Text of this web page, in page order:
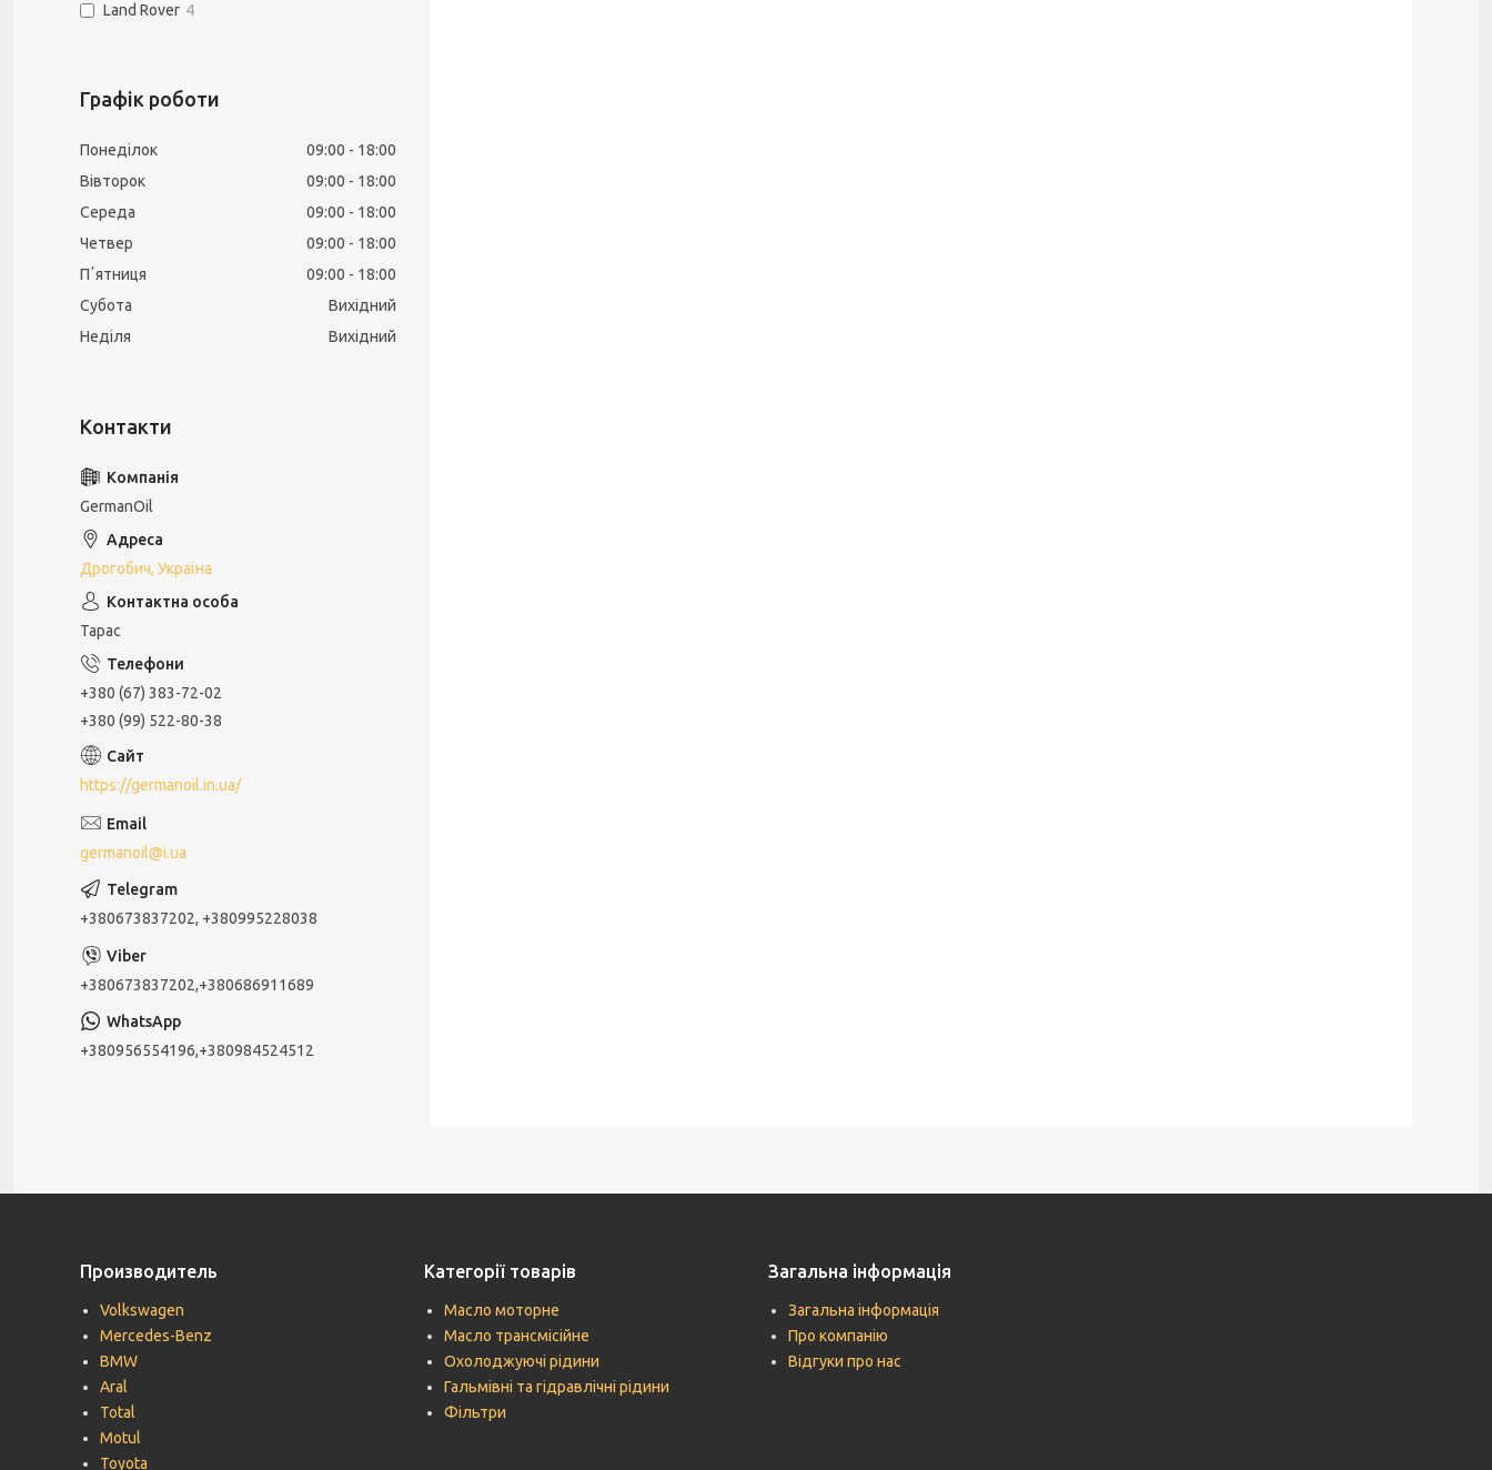
Land Rover 4
Графік роботи
Понеділок 09:00
18:00
Вівторок
09:00
18:00
Середа
09:00
18:00
Четвер
09:00
18:00
Пʼятниця
09:00
18:00
Субота
Вихідний
Неділя
Вихідний
GermanOil
Дрогобич, Україна
Тарас
+380 (67) 383-72-02
+380 (99) 522-80-38
https://germanoil.in.ua/
germanoil@i.ua
+380673837202, +380995228038
+380673837202,+380686911689
+380956554196,+380984524512
Производитель
Volkswagen
Mercedes-Benz
BMW
Aral
Total
Motul
Toyota
Категорії товарів
Масло моторне
Масло трансмісійне
Охолоджуючі рідини
Гальмівні та гідравлічні рідини
Фільтри
Загальна інформація
Загальна інформація
Про компанію
Відгуки про нас